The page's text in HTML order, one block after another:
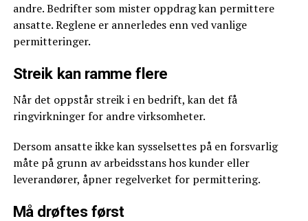
andre. Bedrifter som mister oppdrag kan permittere
ansatte. Reglene er annerledes enn ved vanlige
permitteringer.
Streik kan ramme flere
Når det oppstår streik i en bedrift, kan det få
ringvirkninger for andre virksomheter.
Dersom ansatte ikke kan sysselsettes på en forsvarlig
måte på grunn av arbeidsstans hos kunder eller
leverandører, åpner regelverket for permittering.
Må drøftes først